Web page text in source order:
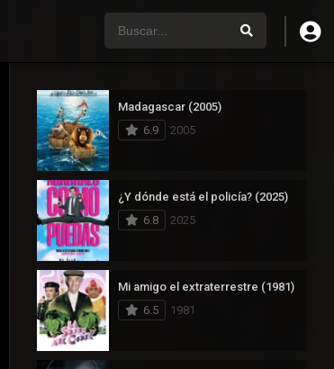
Madagascar (2005)
6.9
2005
¿Y dónde está el policía? (2025)
6.8
2025
Mi amigo el extraterrestre (1981)
6.5
1981